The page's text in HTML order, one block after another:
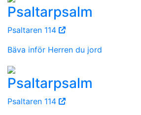
Psaltarpsalm
Psaltaren 114
Bäva inför Herren du jord
Psaltarpsalm
Psaltaren 114